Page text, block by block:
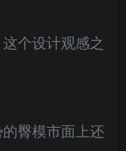
个设计观感之
臀模市面上还